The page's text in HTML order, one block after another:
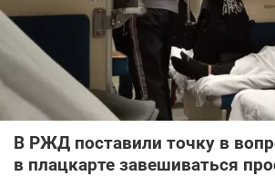
В РЖД поставили точку в
в плацкарте завешиваться